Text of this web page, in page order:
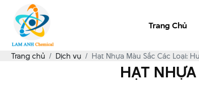
Trang Chủ
Trang chủ Dịch vụ Hạt Nhựa Màu Sắc Các Loại:
HẠT